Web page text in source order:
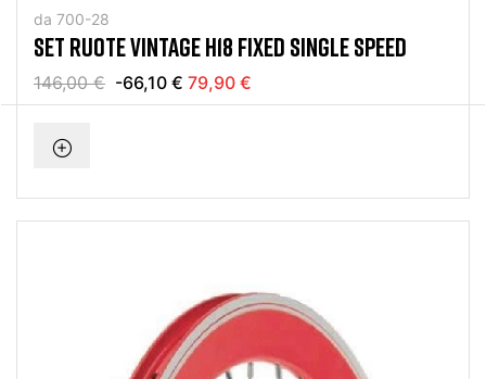
da 700-28
SET RUOTE VINTAGE H18 FIXED SINGLE SPEED
146,00 € -66,10 € 79,90 €